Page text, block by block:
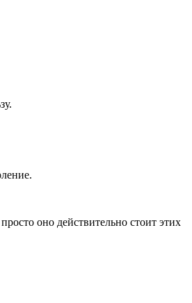
оно действительно стоит этих